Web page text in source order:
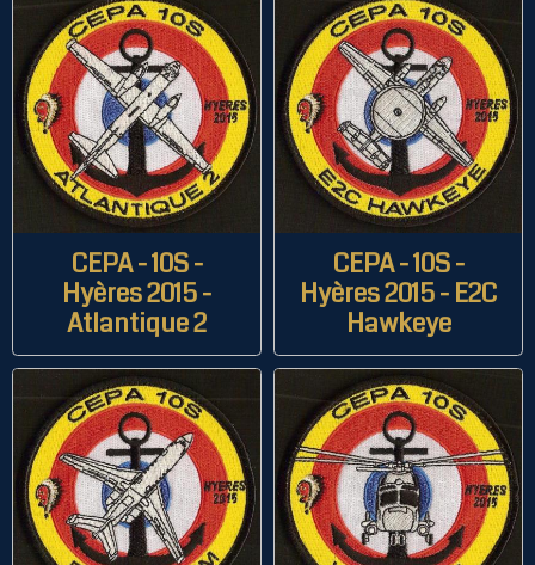
CEPA - 10S -
Hyères 2015 -
Atlantique 2
CEPA - 10S -
Hyères 2015 - E2C
Hawkeye